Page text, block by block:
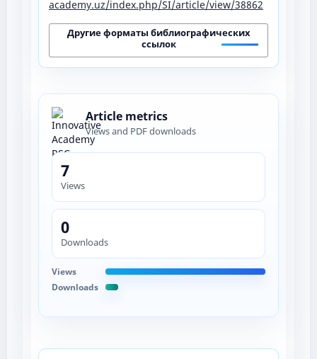
academy.uz/index.php/SI/article/view/38862
Другие форматы библиографических
ссылок
Article metrics
Views and PDF downloads
7
Views
0
Downloads
Views
Downloads